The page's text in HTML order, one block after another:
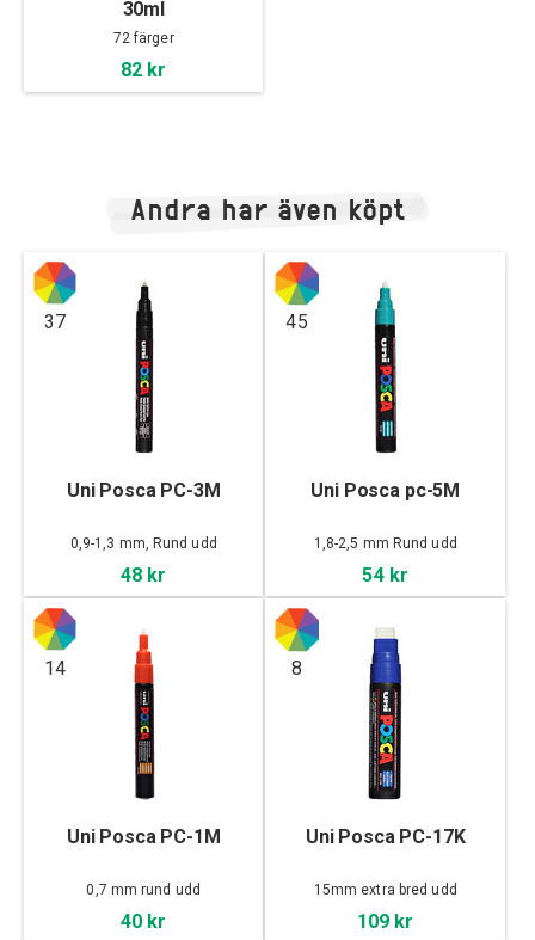
30ml
72 färger
82 kr
Andra har även köpt
37
Uni Posca PC-3M
0,9-1,3 mm, Rund udd
48 kr
45
Uni Posca pc-5M
1,8-2,5 mm Rund udd
54 kr
14
Uni Posca PC-1M
0,7 mm rund udd
40 kr
8
Uni Posca PC-17K
15mm extra bred udd
109 kr